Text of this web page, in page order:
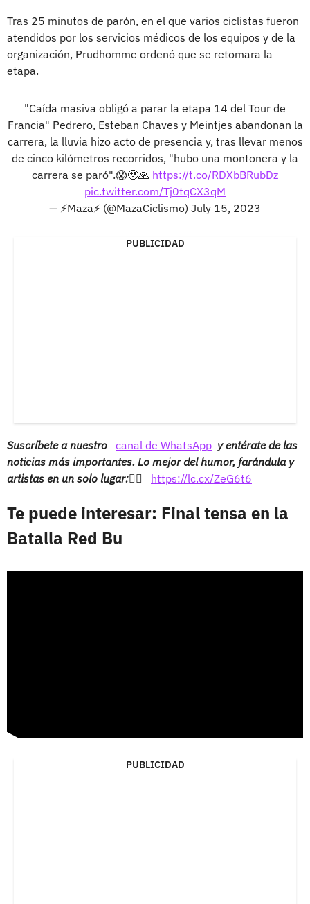
Tras 25 minutos de parón, en el que varios ciclistas fueron
atendidos por los servicios médicos de los equipos y de la
organización, Prudhomme ordenó que se retomara la
etapa.
"Caída masiva obligó a parar la etapa 14 del Tour de
Francia" Pedrero, Esteban Chaves y Meintjes abandonan la
carrera, la lluvia hizo acto de presencia y, tras llevar menos
de cinco kilómetros recorridos, "hubo una montonera y la
carrera se paró".😱🥹🙏 https://t.co/RDXbBRubDz
pic.twitter.com/Tj0tqCX3qM
— ⚡Maza⚡ (@MazaCiclismo) July 15, 2023
PUBLICIDAD
Suscríbete a nuestro canal de WhatsApp y entérate de las
noticias más importantes. Lo mejor del humor, farándula y
artistas en un solo lugar:👉🏻
https://lc.cx/ZeG6t6
Te puede interesar: Final tensa en la
Batalla Red Bu
PUBLICIDAD